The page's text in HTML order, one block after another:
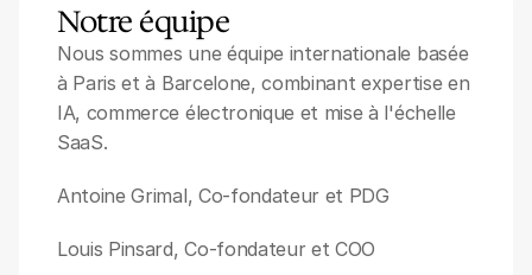
Notre équipe
Nous sommes une équipe internationale basée
à Paris et à Barcelone, combinant expertise en
IA, commerce électronique et mise à l'échelle
SaaS.
Antoine Grimal, Co-fondateur et PDG
Louis Pinsard, Co-fondateur et COO